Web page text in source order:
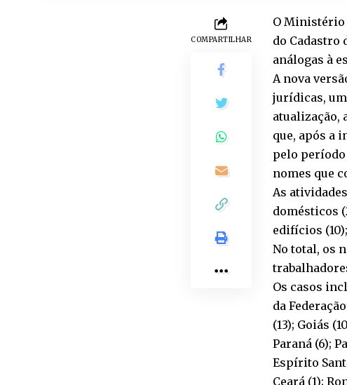
COMPARTILHAR
O Ministério
do Cadastro
análogas à
A nova
jurídicas, um
atualização,
que, após a
pelo período
nomes que
As
domésticos
edifícios
No total, os
Os casos
da
(13); Goiás
Paraná (6);
Espírito
Ceará (1);